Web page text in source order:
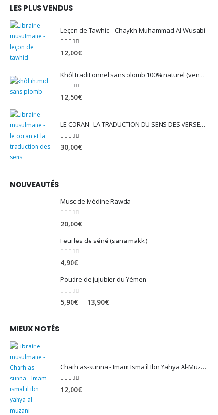
LES PLUS VENDUS
Leçon de Tawhid - Chaykh Muhammad Al-Wusabi
12,00€
Khôl traditionnel sans plomb 100% naturel (vendu avec son mirwed)
4.82sur 5
12,50€
LE CORAN ; LA TRADUCTION DU SENS DES VERSET - EDITION TAWBAH
30,00€
NOUVEAUTÉS
Musc de Médine Rawda
20,00€
Feuilles de séné (sana makki)
0 sur 5
4,90€
Poudre de jujubier du Yémen
5,90€ – 13,90€
MIEUX NOTÉS
Charh as-sunna - Imam Isma'îl Ibn Yahya Al-Muzanî
12,00€